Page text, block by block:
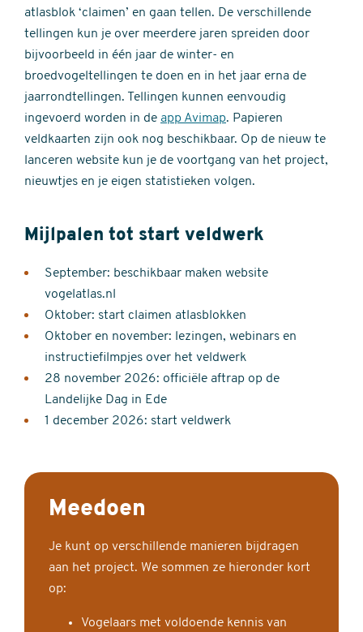
atlasblok ‘claimen’ en gaan tellen. De verschillende
tellingen kun je over meerdere jaren spreiden door
bijvoorbeeld in één jaar de winter- en
broedvogeltellingen te doen en in het jaar erna de
jaarrondtellingen. Tellingen kunnen eenvoudig
ingevoerd worden in de app Avimap. Papieren
veldkaarten zijn ook nog beschikbaar. Op de nieuw te
lanceren website kun je de voortgang van het project,
nieuwtjes en je eigen statistieken volgen.
Mijlpalen tot start veldwerk
September: beschikbaar maken website
vogelatlas.nl
Oktober: start claimen atlasblokken
Oktober en november: lezingen, webinars en
instructiefilmpjes over het veldwerk
28 november 2026: officiële aftrap op de
Landelijke Dag in Ede
1 december 2026: start veldwerk
Meedoen
Je kunt op verschillende manieren bijdragen
aan het project. We sommen ze hieronder kort
op:
Vogelaars met voldoende kennis van